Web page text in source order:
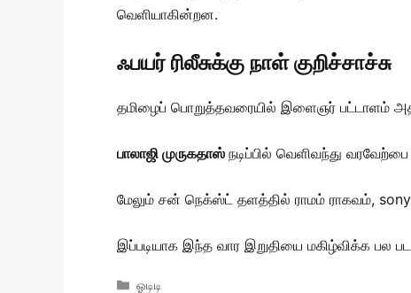
வெளியாகின்றன.
ஃபயர் ரிலீசுக்கு நாள் குறிச்சாச்சு
தமிழைப் பொறுத்தவரையில் இளைஞர் பட்டாளம்
பாலாஜி முருகதாஸ் நடிப்பில் வெளிவந்து
மேலும் சன் நெக்ஸ்ட் தளத்தில் ராமம் ராகவம்,
இப்படியாக இந்த வார இறுதியை மகிழ்விக்க பல
Categories
ஓடிடி